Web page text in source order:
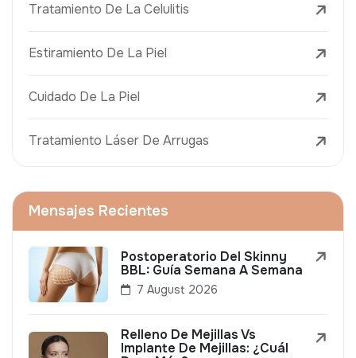
Tratamiento De La Celulitis
Estiramiento De La Piel
Cuidado De La Piel
Tratamiento Láser De Arrugas
Mensajes Recientes
Postoperatorio Del Skinny
BBL: Guía Semana A Semana
7 August 2026
Relleno De Mejillas Vs
Implante De Mejillas: ¿Cuál